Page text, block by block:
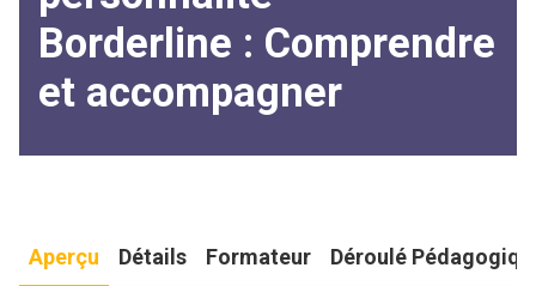
Borderline : Comprendre
et accompagner
Aperçu Détails Formateur Déroulé